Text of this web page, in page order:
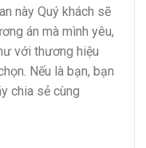
này Quý khách sẽ
án mà mình yêu,
với thương hiệu
Nếu là bạn, bạn
chia sẻ cùng